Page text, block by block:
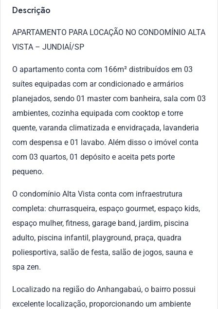
Descrição
APARTAMENTO PARA LOCAÇÃO NO CONDOMÍNIO ALTA
VISTA – JUNDIAÍ/SP
O apartamento conta com 166m² distribuídos em 03
suítes equipadas com ar condicionado e armários
planejados, sendo 01 master com banheira, sala com 03
ambientes, cozinha equipada com cooktop e torre
quente, varanda climatizada e envidraçada, lavanderia
com despensa e 01 lavabo. Além disso o imóvel conta
com 03 quartos, 01 depósito e aceita pets porte
pequeno.
O condomínio Alta Vista conta com infraestrutura
completa: churrasqueira, espaço gourmet, espaço kids,
espaço mulher, fitness, garage band, jardim, piscina
adulto, piscina infantil, playground, praça, quadra
poliesportiva, salão de festa, salão de jogos, sauna e
spa zen.
Localizado na região do Anhangabaú, o bairro possui
excelente localização, proporcionando um ambiente